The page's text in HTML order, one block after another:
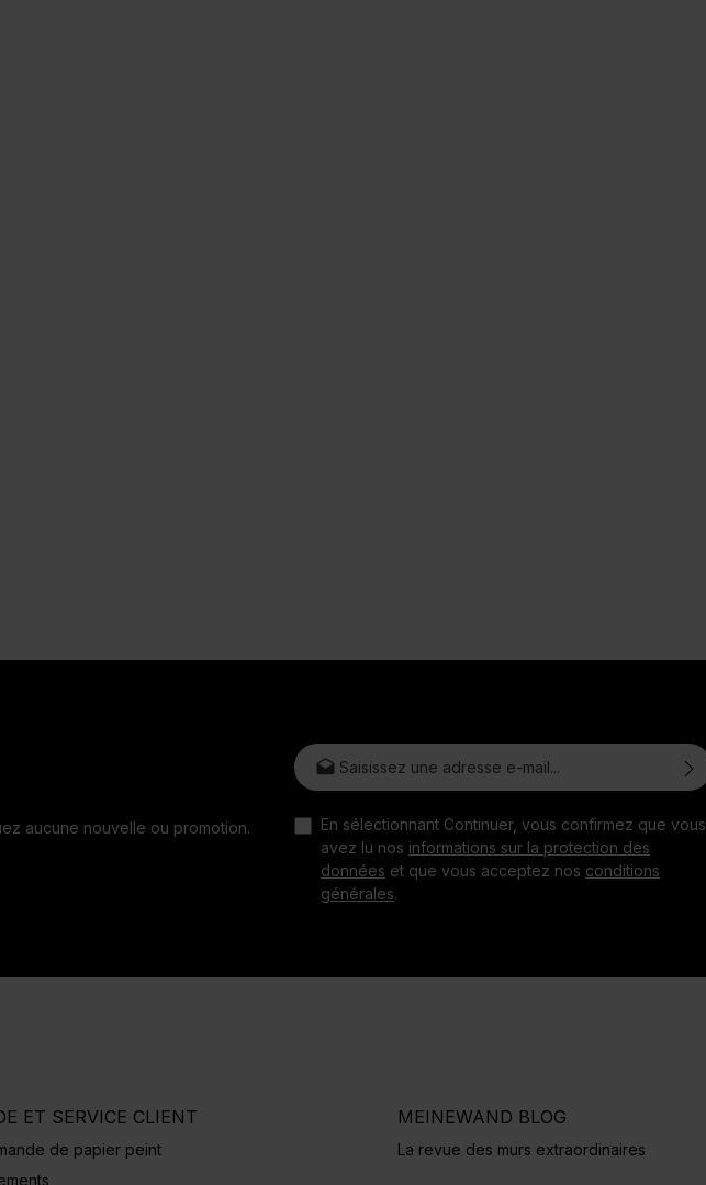
aucune nouvelle ou promotion.
Adresse e-mail*
En sélectionnant Continuer, vous confirmez que vous
avez lu nos informations sur la protection des
données et que vous acceptez nos conditions
générales.
ET SERVICE CLIENT
de papier peint
MEINEWAND BLOG
La revue des murs extraordinaires